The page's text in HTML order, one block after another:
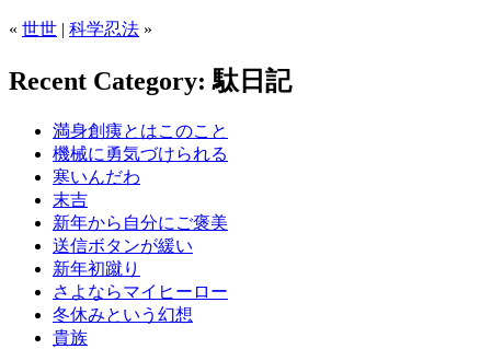
« 世世 | 科学忍法 »
Recent Category: 駄日記
満身創痍とはこのこと
機械に勇気づけられる
寒いんだわ
末吉
新年から自分にご褒美
送信ボタンが緩い
新年初蹴り
さよならマイヒーロー
冬休みという幻想
貴族